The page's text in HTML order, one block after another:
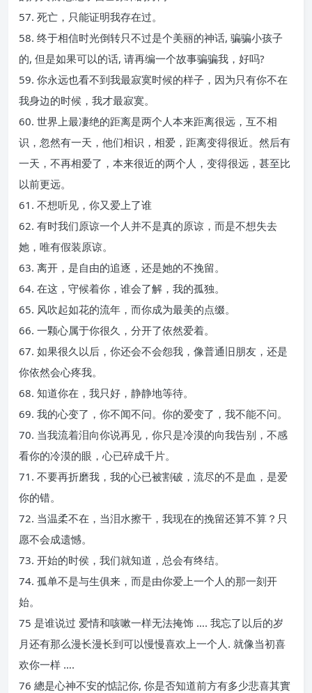
57. 死亡，只能证明我存在过。
58. 终于相信时光倒转只不过是个美丽的神话, 骗骗小孩子
的, 但是如果可以的话, 请再编一个故事骗骗我，好吗?
59. 你永远也看不到我最寂寞时候的样子，因为只有你不在
我身边的时候，我才最寂寞。
60. 世界上最凄绝的距离是两个人本来距离很远，互不相
识，忽然有一天，他们相识，相爱，距离变得很近。然后有
一天，不再相爱了，本来很近的两个人，变得很远，甚至比
以前更远。
61. 不想听见，你又爱上了谁
62. 有时我们原谅一个人并不是真的原谅，而是不想失去
她，唯有假装原谅。
63. 离开，是自由的追逐，还是她的不挽留。
64. 在这，守候着你，谁会了解，我的孤独。
65. 风吹起如花的流年，而你成为最美的点缀。
66. 一颗心属于你很久，分开了依然爱着。
67. 如果很久以后，你还会不会怨我，像普通旧朋友，还是
你依然会心疼我。
68. 知道你在，我只好，静静地等待。
69. 我的心变了，你不闻不问。你的爱变了，我不能不问。
70. 当我流着泪向你说再见，你只是冷漠的向我告别，不感
看你的冷漠的眼，心已碎成千片。
71. 不要再折磨我，我的心已被割破，流尽的不是血，是爱
你的错。
72. 当温柔不在，当泪水擦干，我现在的挽留还算不算？只
愿不会成遗憾。
73. 开始的时侯，我们就知道，总会有终结。
74. 孤单不是与生俱来，而是由你爱上一个人的那一刻开
始。
75 是谁说过 爱情和咳嗽一样无法掩饰 …. 我忘了以后的岁
月还有那么漫长漫长到可以慢慢喜欢上一个人. 就像当初喜
欢你一样 ….
76 總是心神不安的惦記你, 你是否知道前方有多少悲喜其實